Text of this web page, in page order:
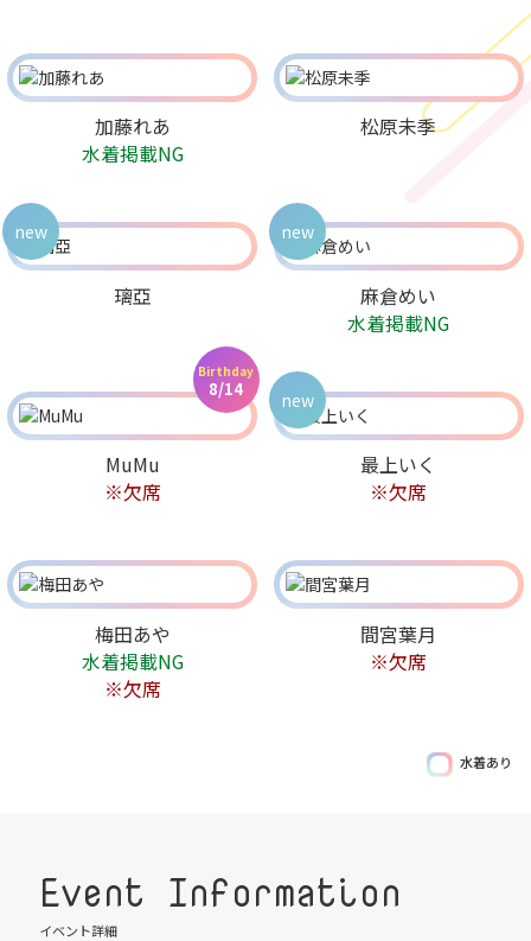
加藤れあ
水着掲載NG
Birthday
8/14
松原未季
璃亞
new
麻倉めい
水着掲載NG
new
MuMu
※欠席
最上いく
※欠席
new
梅田あや
水着掲載NG
※欠席
間宮葉月
※欠席
水着あり
Event Information
イベント詳細